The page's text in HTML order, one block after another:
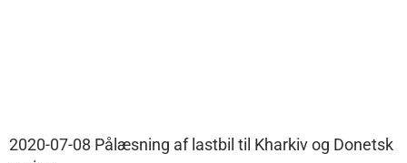
2020-07-08 Pålæsning af lastbil til Kharkiv og Donetsk